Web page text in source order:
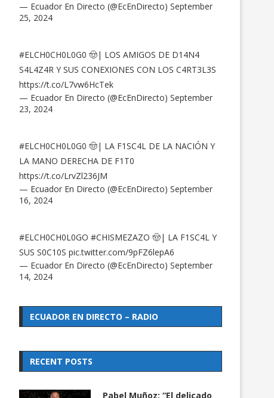
— Ecuador En Directo (@EcEnDirecto) September
25, 2024
#ELCH0CH0L0G0 🤠| LOS AMIGOS DE D14N4
S4L4Z4R Y SUS CONEXIONES CON LOS C4RT3L3S
https://t.co/L7vw6HcTek
— Ecuador En Directo (@EcEnDirecto) September
23, 2024
#ELCH0CH0L0G0 🤠| LA F1SC4L DE LA NACIÓN Y
LA MANO DERECHA DE F1T0
https://t.co/LrvZl236JM
— Ecuador En Directo (@EcEnDirecto) September
16, 2024
#ELCH0CH0L0GO #CHISMEZAZO 🤠| LA F1SC4L Y
SUS S0C10S pic.twitter.com/9pFZ6lepA6
— Ecuador En Directo (@EcEnDirecto) September
14, 2024
ECUADOR EN DIRECTO – RADIO
RECENT POSTS
Pabel Muñoz: “El delicado